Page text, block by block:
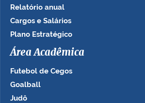
Relatório anual
Cargos e Salários
Plano Estratégico
Área Acadêmica
Futebol de Cegos
Goalball
Judô